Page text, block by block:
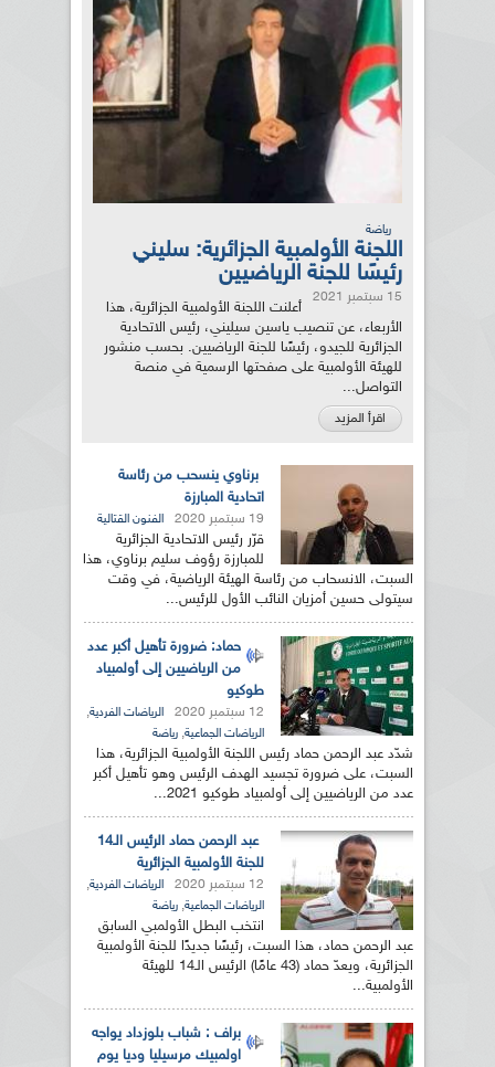
رياضة
اللجنة الأولمبية الجزائرية: سليني
رئيسًا للجنة الرياضيين
15 سبتمبر 2021
أعلنت اللجنة الأولمبية الجزائرية، هذا
الأربعاء، عن تنصيب ياسين سيليني، رئيس الاتحادية
الجزائرية للجيدو، رئيسًا للجنة الرياضيين. بحسب منشور
للهيئة الأولمبية على صفحتها الرسمية في منصة
التواصل...
اقرأ المزيد
برناوي ينسحب من رئاسة
اتحادية المبارزة
19 سبتمبر 2020 الفنون القتالية
قرّر رئيس الاتحادية الجزائرية
للمبارزة رؤوف سليم برناوي، هذا
السبت، الانسحاب من رئاسة الهيئة الرياضية، في وقت
سيتولى حسين أمزيان النائب الأول للرئيس...
حماد: ضرورة تأهيل أكبر عدد
من الرياضيين إلى أولمبياد
طوكيو
12 سبتمبر 2020 الرياضات الفردية,
الرياضات الجماعية, رياضة
شدّد عبد الرحمن حماد رئيس اللجنة الأولمبية الجزائرية، هذا
السبت، على ضرورة تجسيد الهدف الرئيس وهو تأهيل أكبر
عدد من الرياضيين إلى أولمبياد طوكيو 2021...
عبد الرحمن حماد الرئيس الـ14
للجنة الأولمبية الجزائرية
12 سبتمبر 2020 الرياضات الفردية,
الرياضات الجماعية, رياضة
انتخب البطل الأولمبي السابق
عبد الرحمن حماد، هذا السبت، رئيسًا جديدًا للجنة الأولمبية
الجزائرية، ويعدّ حماد (43 عامًا) الرئيس الـ14 للهيئة
الأولمبية...
براف : شباب بلوزداد يواجه
اولمبيك مرسيليا وديا يوم